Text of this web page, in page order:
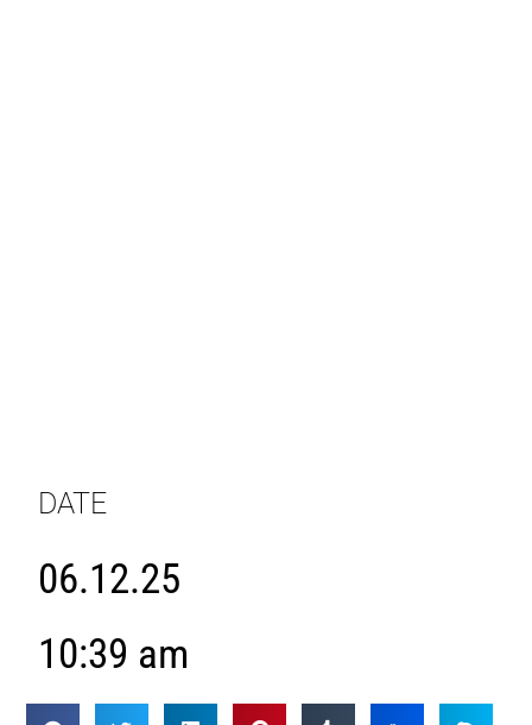
DATE
06.12.25
10:39 am